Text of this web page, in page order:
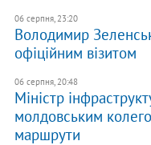
06 серпня, 23:20
Володимир
офіційним візитом
06 серпня, 20:48
Міністр
молдовським
маршрути